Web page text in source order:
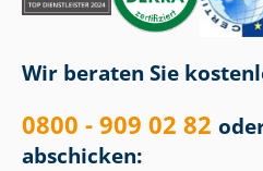
Wir beraten Sie
0800 - 909 02 82
abschicken: